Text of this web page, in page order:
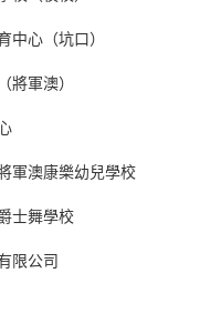
中心（坑口）
將軍澳）
軍澳康樂幼兒學校
士舞學校
限公司